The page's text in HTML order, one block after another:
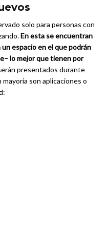
solo para personas con
En esta se encuentran
espacio en el que podrán
lo mejor que tienen por
presentados durante
son aplicaciones o